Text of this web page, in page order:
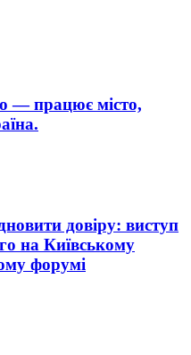
— працює місто,
довіру: виступ
на Київському
форумі